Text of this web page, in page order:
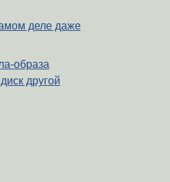
деле даже
образа
другой